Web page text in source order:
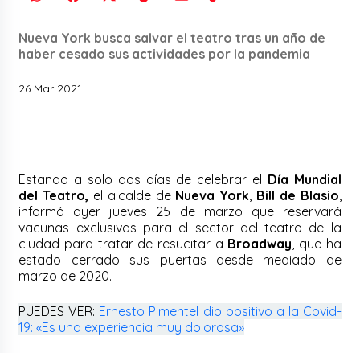
Nueva York busca salvar el teatro tras un año de
haber cesado sus actividades por la pandemia
26 Mar 2021
Estando a solo dos días de celebrar el Día Mundial
del Teatro, el alcalde de Nueva York Bill de Blasio
informó ayer jueves 25 de marzo que reservará
vacunas exclusivas para el sector del teatro de la
ciudad para tratar de resucitar a Broadway , que ha
estado cerrado sus puertas desde mediado de
marzo de 2020.
PUEDES VER: Ernesto Pimentel dio positivo a la Covid-
19: «Es una experiencia muy dolorosa»